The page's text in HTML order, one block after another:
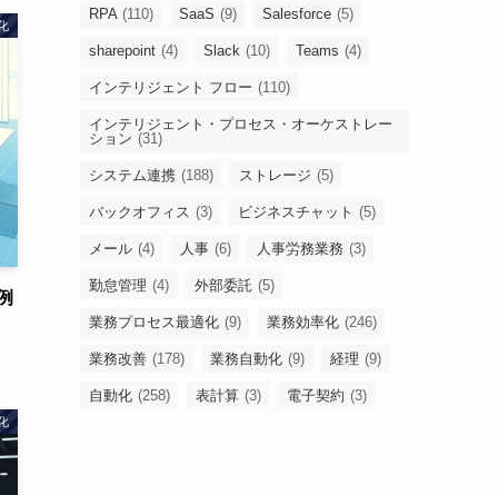
RPA (110) SaaS (9) Salesforce (5)
sharepoint (4) Slack (10) Teams (4)
インテリジェント フロー (110)
インテリジェント・プロセス・オーケストレー
ション (31)
システム連携 (188) ストレージ (5)
バックオフィス (3) ビジネスチャット (5)
メール (4) 人事 (6) 人事労務業務 (3)
勤怠管理 (4) 外部委託 (5)
業務プロセス最適化 (9) 業務効率化 (246)
業務改善 (178) 業務自動化 (9) 経理 (9)
自動化 (258) 表計算 (3) 電子契約 (3)